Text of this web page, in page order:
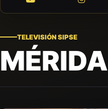
TELEVISIÓN SIPSE
MÉRIDA